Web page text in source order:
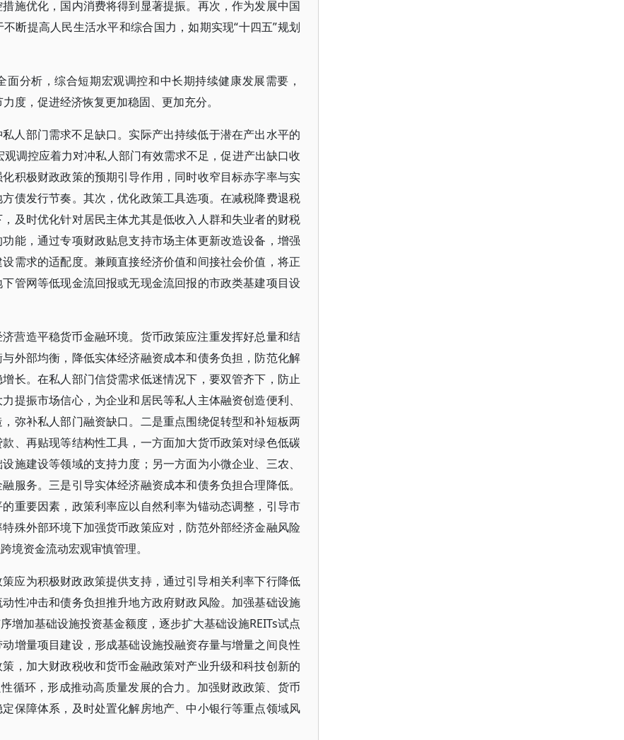
施优化，国内消费将得到显著提振。再次，作为发展中国
断提高人民生活水平和综合国力，如期实现“十四五”规划
分析，综合短期宏观调控和中长期持续健康发展需要，
度，促进经济恢复更加稳固、更加充分。
人部门需求不足缺口。实际产出持续低于潜在产出水平的
调控应着力对冲私人部门有效需求不足，促进产出缺口收
积极财政政策的预期引导作用，同时收窄目标赤字率与实
债发行节奏。其次，优化政策工具选项。在减税降费退税
及时优化针对居民主体尤其是低收入人群和失业者的财税
能，通过专项财政贴息支持市场主体更新改造设备，增强
需求的适配度。兼顾直接经济价值和间接社会价值，将正
管网等低现金流回报或无现金流回报的市政类基建项目设
营造平稳货币金融环境。货币政策应注重发挥好总量和结
外部均衡，降低实体经济融资成本和债务负担，防范化解
长。在私人部门信贷需求低迷情况下，要双管齐下，防止
提振市场信心，为企业和居民等私人主体融资创造便利、
弥补私人部门融资缺口。二是重点围绕促转型和补短板两
、再贴现等结构性工具，一方面加大货币政策对绿色低碳
施建设等领域的支持力度；另一方面为小微企业、三农、
服务。三是引导实体经济融资成本和债务负担合理降低。
重要因素，政策利率应以自然利率为锚动态调整，引导市
殊外部环境下加强货币政策应对，防范外部经济金融风险
境资金流动宏观审慎管理。
应为积极财政政策提供支持，通过引导相关利率下行降低
性冲击和债务负担推升地方政府财政风险。加强基础设施
增加基础设施投资基金额度，逐步扩大基础设施REITs试点
增量项目建设，形成基础设施投融资存量与增量之间良性
，加大财政税收和货币金融政策对产业升级和科技创新的
循环，形成推动高质量发展的合力。加强财政政策、货币
保障体系，及时处置化解房地产、中小银行等重点领域风